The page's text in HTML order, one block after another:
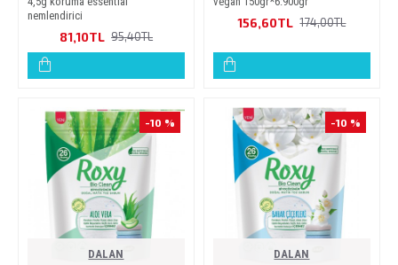
nemlendi̇ri̇ci̇
81,10TL 95,40TL
156,60TL 174,00TL
-10 %
DALAN
-10 %
DALAN